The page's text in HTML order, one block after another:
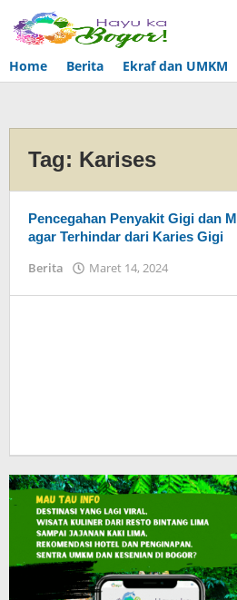
Lewati
ke
konten
Home
Berita Ekraf dan UMKM
Tag: Karises
Pencegahan Penyakit Gigi dan
agar Terhindar dari Karies Gigi
Berita Maret 14, 2024